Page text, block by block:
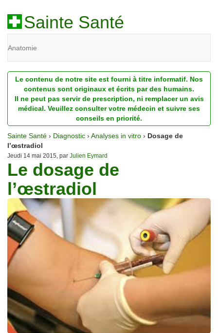
Sainte Santé
Anatomie
Diagnostic
Dossiers
Homéopathie
Nutrition
Pathologie
Psychologie
Recherches
Traitements
Le contenu de notre site est fourni à titre informatif. Nos
contenus sont originaux et écrits par des humains.
Il ne peut pas servir de prescription, ni remplacer un avis
médical. Veuillez consulter votre médecin et suivre ses
conseils en priorité.
Sainte Santé › Diagnostic › Analyses in vitro › Dosage de
l’œstradiol
Jeudi 14 mai 2015, par Julien Eymard
Le dosage de
l’œstradiol